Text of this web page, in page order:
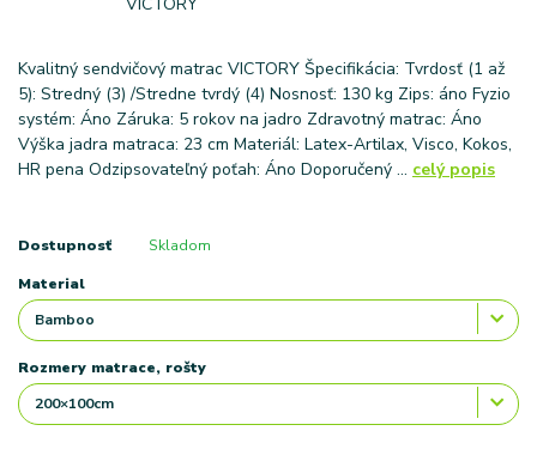
Kvalitný sendvičový matrac VICTORY Špecifikácia: Tvrdosť (1 až
5): Stredný (3) /Stredne tvrdý (4) Nosnosť: 130 kg Zips: áno Fyzio
systém: Áno Záruka: 5 rokov na jadro Zdravotný matrac: Áno
Výška jadra matraca: 23 cm Materiál: Latex-Artilax, Visco, Kokos,
HR pena Odzipsovateľný poťah: Áno Doporučený ... celý popis
Dostupnosť Skladom
Material
Rozmery matrace, rošty